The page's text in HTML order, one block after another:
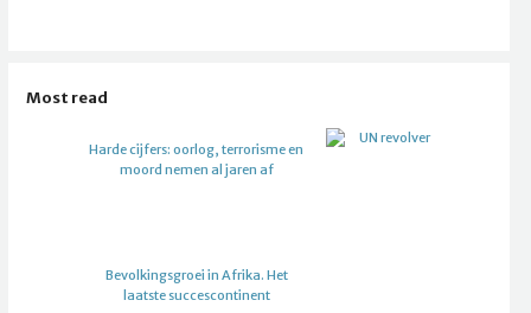
Most read
Harde cijfers: oorlog, terrorisme en
moord nemen al jaren af
Bevolkingsgroei in Afrika. Het
laatste succescontinent